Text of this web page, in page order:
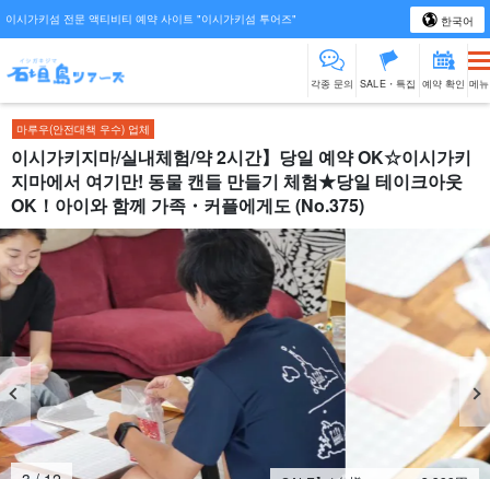
이시가키섬 전문 액티비티 예약 사이트 "이시가키섬 투어즈" 한국어
각종 문의 SALE・특집 예약 확인 메뉴
마루우(안전대책 우수) 업체
이시가키지마/실내체험/약 2시간】당일 예약 OK☆이시가키
지마에서 여기만! 동물 캔들 만들기 체험★당일 테이크아웃
OK！아이와 함께 가족・커플에게도 (No.375)